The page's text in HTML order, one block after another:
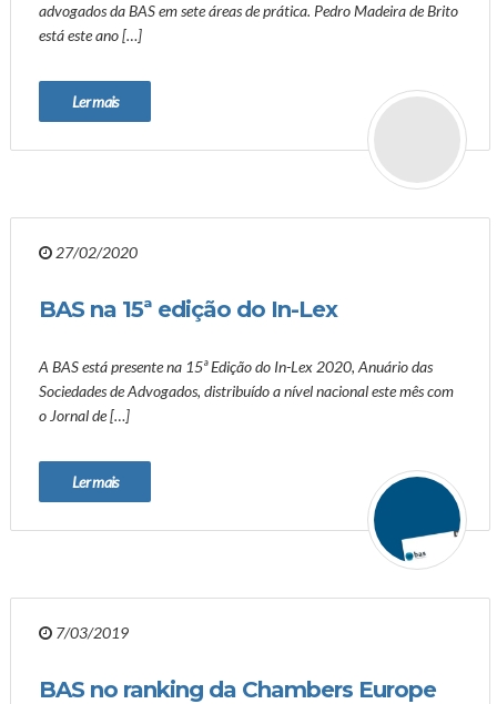
advogados da BAS em sete áreas de prática. Pedro Madeira de Brito
está este ano […]
Ler mais
27/02/2020
BAS na 15ª edição do In-Lex
A BAS está presente na 15ª Edição do In-Lex 2020, Anuário das
Sociedades de Advogados, distribuído a nível nacional este mês com
o Jornal de […]
Ler mais
7/03/2019
BAS no ranking da Chambers Europe